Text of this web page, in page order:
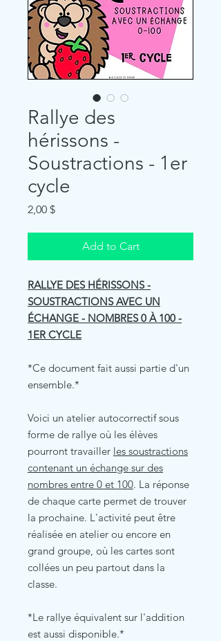
Rallye des
hérissons -
Soustractions - 1er
cycle
2,00 $Price
Add to Cart
RALLYE DES HÉRISSONS -
SOUSTRACTIONS AVEC UN
ÉCHANGE - NOMBRES 0 À 100 -
1ER CYCLE
*Ce document fait aussi partie d'un
ensemble.*
Voici un atelier autocorrectif sous
forme de rallye où les élèves
pourront travailler les soustractions
contenant un échange sur des
nombres entre 0 et 100. La réponse
de chaque carte permet de trouver
la prochaine. L'activité peut être
réalisée en atelier ou encore en
grand groupe, où les cartes sont
collées un peu partout dans la
classe.
*Le rallye équivalent sur l'addition
est aussi disponible.*